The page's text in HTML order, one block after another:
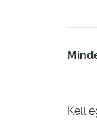
Kell